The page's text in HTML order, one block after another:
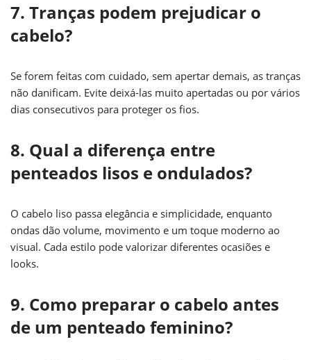
7. Tranças podem prejudicar o
cabelo?
Se forem feitas com cuidado, sem apertar demais, as tranças
não danificam. Evite deixá-las muito apertadas ou por vários
dias consecutivos para proteger os fios.
8. Qual a diferença entre
penteados lisos e ondulados?
O cabelo liso passa elegância e simplicidade, enquanto
ondas dão volume, movimento e um toque moderno ao
visual. Cada estilo pode valorizar diferentes ocasiões e
looks.
9. Como preparar o cabelo antes
de um penteado feminino?